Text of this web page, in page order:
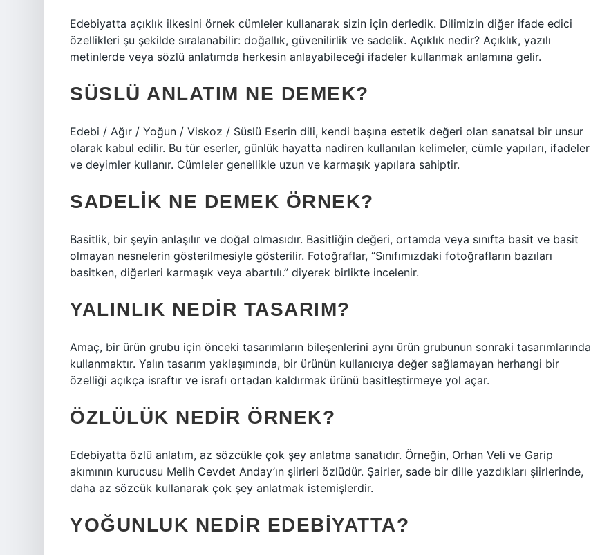
Edebiyatta açıklık ilkesini örnek cümleler kullanarak sizin için derledik. Dilimizin diğer ifade edici
özellikleri şu şekilde sıralanabilir: doğallık, güvenilirlik ve sadelik. Açıklık nedir? Açıklık, yazılı
metinlerde veya sözlü anlatımda herkesin anlayabileceği ifadeler kullanmak anlamına gelir.
SÜSLÜ ANLATIM NE DEMEK?
Edebi / Ağır / Yoğun / Viskoz / Süslü Eserin dili, kendi başına estetik değeri olan sanatsal bir unsur
olarak kabul edilir. Bu tür eserler, günlük hayatta nadiren kullanılan kelimeler, cümle yapıları, ifadeler
ve deyimler kullanır. Cümleler genellikle uzun ve karmaşık yapılara sahiptir.
SADELIK NE DEMEK ÖRNEK?
Basitlik, bir şeyin anlaşılır ve doğal olmasıdır. Basitliğin değeri, ortamda veya sınıfta basit ve basit
olmayan nesnelerin gösterilmesiyle gösterilir. Fotoğraflar, “Sınıfımızdaki fotoğrafların bazıları
basitken, diğerleri karmaşık veya abartılı.” diyerek birlikte incelenir.
YALINLIK NEDIR TASARIM?
Amaç, bir ürün grubu için önceki tasarımların bileşenlerini aynı ürün grubunun sonraki tasarımlarında
kullanmaktır. Yalın tasarım yaklaşımında, bir ürünün kullanıcıya değer sağlamayan herhangi bir
özelliği açıkça israftır ve israfı ortadan kaldırmak ürünü basitleştirmeye yol açar.
ÖZLÜLÜK NEDIR ÖRNEK?
Edebiyatta özlü anlatım, az sözcükle çok şey anlatma sanatıdır. Örneğin, Orhan Veli ve Garip
akımının kurucusu Melih Cevdet Anday’ın şiirleri özlüdür. Şairler, sade bir dille yazdıkları şiirlerinde,
daha az sözcük kullanarak çok şey anlatmak istemişlerdir.
YOĞUNLUK NEDIR EDEBIYATTA?